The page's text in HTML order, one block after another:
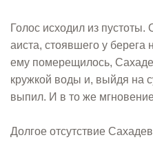
Голос исходил из
аиста, стоявшего у берега
ему померещилось,
кружкой воды и, выйдя на
выпил. И в то же
Долгое отсутствие